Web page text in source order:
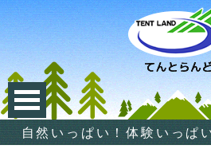
自然いっぱい！体験いっぱ